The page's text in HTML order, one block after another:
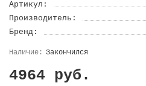
Артикул:
Производитель:
Бренд:
Закончился
4964 руб.